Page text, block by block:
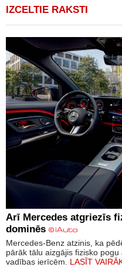
IZCELTIE RAKSTI
Arī Mercedes atgriezīs
dominēs
Mercedes-Benz atzinis, ka
pārāk tālu aizgājis fizisko
vadības ierīcēm. LASĪT